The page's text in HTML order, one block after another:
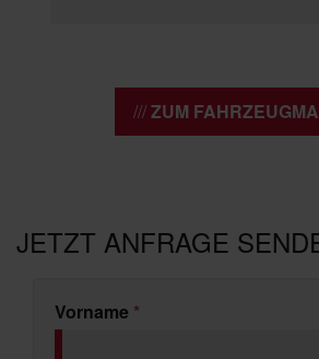
ZUM
JETZT ANFRAGE
Vorname *